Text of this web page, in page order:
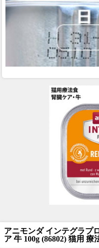
アニモンダ インテグラプ
ア 牛 100g (86802) 猫用